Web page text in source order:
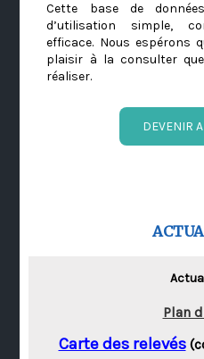
Cette base de
d’utilisation simple,
efficace. Nous espérons
plaisir à la consulter
réaliser.
DEVENIR
Plan
Carte des relevés